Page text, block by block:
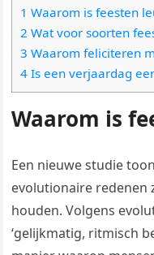
1 Waarom is feesten
2 Wat voor soorten
3 Waarom feliciteren
4 Is een verjaardag
Waarom is
Een nieuwe studie
evolutionaire redenen
houden. Volgens
‘gelijkmatig, ritmisch